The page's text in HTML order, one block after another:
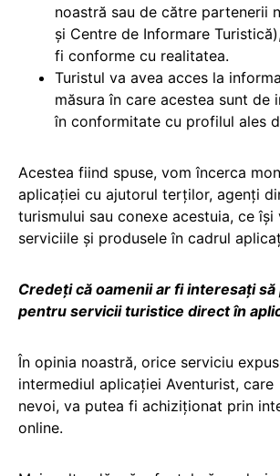
noastră sau de către partenerii
și Centre de Informare
fi conforme cu realitatea.
Turistul va avea acces la
măsura în care acestea sunt de
în conformitate cu profilul ales
Acestea fiind spuse, vom încerca
aplicației cu ajutorul terților, agenți
turismului sau conexe acestuia, ce își
serviciile și produsele în cadrul
Credeți că oamenii ar fi interesați să
pentru servicii turistice direct în
În opinia noastră, orice serviciu
intermediul aplicației Aventurist,
nevoi, va putea fi achiziționat prin
online.